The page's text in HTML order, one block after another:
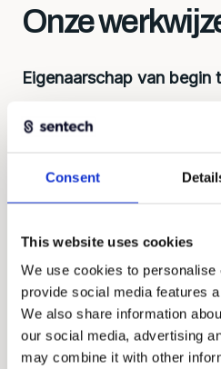
Consent
This website uses cookies
We use cookies to personalise
provide social media features
We also share information
our social media, advertising
may combine it with other
Onze
Eigenaarschap van begin
Eerst begrijpen, dan
begint bij de juiste
budget? Dat bepaalt de
over ontwikkeling, levertijd
mee en nemen
geheel.